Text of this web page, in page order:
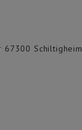
67300 Schiltigheim